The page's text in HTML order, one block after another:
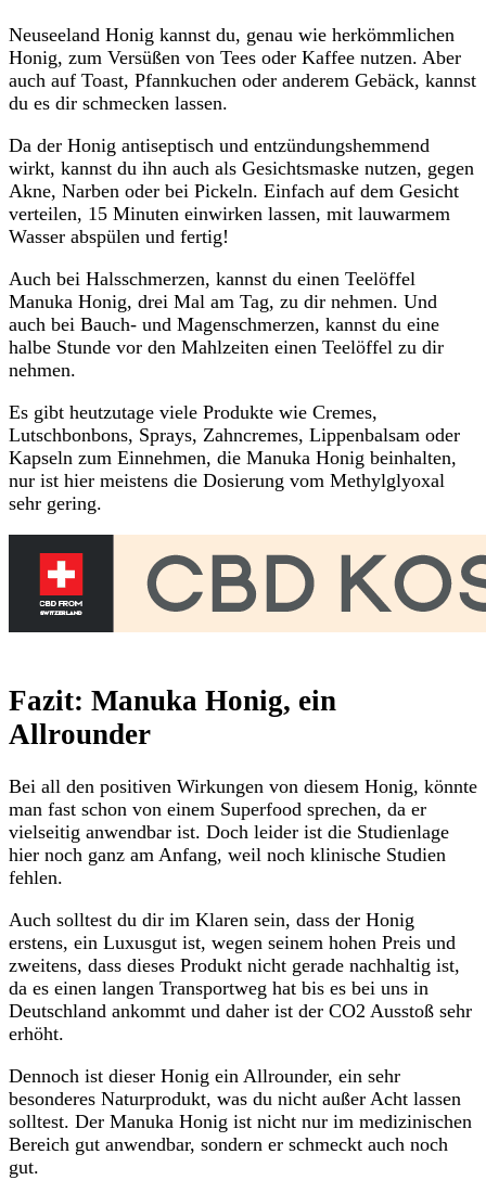
Neuseeland Honig kannst du, genau wie herkömmlichen
Honig, zum Versüßen von Tees oder Kaffee nutzen. Aber
auch auf Toast, Pfannkuchen oder anderem Gebäck, kannst
du es dir schmecken lassen.
Da der Honig antiseptisch und entzündungshemmend
wirkt, kannst du ihn auch als Gesichtsmaske nutzen, gegen
Akne, Narben oder bei Pickeln. Einfach auf dem Gesicht
verteilen, 15 Minuten einwirken lassen, mit lauwarmem
Wasser abspülen und fertig!
Auch bei Halsschmerzen, kannst du einen Teelöffel
Manuka Honig, drei Mal am Tag, zu dir nehmen. Und
auch bei Bauch- und Magenschmerzen, kannst du eine
halbe Stunde vor den Mahlzeiten einen Teelöffel zu dir
nehmen.
Es gibt heutzutage viele Produkte wie Cremes,
Lutschbonbons, Sprays, Zahncremes, Lippenbalsam oder
Kapseln zum Einnehmen, die Manuka Honig beinhalten,
nur ist hier meistens die Dosierung vom Methylglyoxal
sehr gering.
Fazit: Manuka Honig, ein
Allrounder
Bei all den positiven Wirkungen von diesem Honig, könnte
man fast schon von einem Superfood sprechen, da er
vielseitig anwendbar ist. Doch leider ist die Studienlage
hier noch ganz am Anfang, weil noch klinische Studien
fehlen.
Auch solltest du dir im Klaren sein, dass der Honig
erstens, ein Luxusgut ist, wegen seinem hohen Preis und
zweitens, dass dieses Produkt nicht gerade nachhaltig ist,
da es einen langen Transportweg hat bis es bei uns in
Deutschland ankommt und daher ist der CO2 Ausstoß sehr
erhöht.
Dennoch ist dieser Honig ein Allrounder, ein sehr
besonderes Naturprodukt, was du nicht außer Acht lassen
solltest. Der Manuka Honig ist nicht nur im medizinischen
Bereich gut anwendbar, sondern er schmeckt auch noch
gut.